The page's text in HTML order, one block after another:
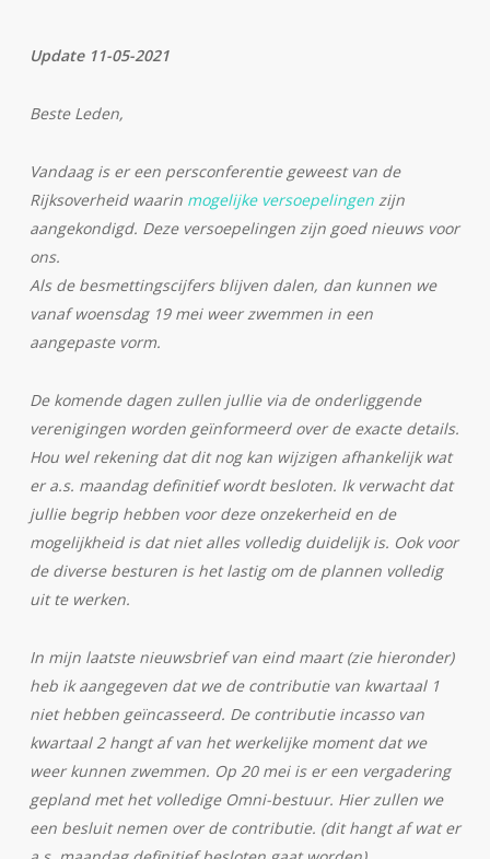
Update 11-05-2021
Beste Leden,
Vandaag is er een persconferentie geweest van de
Rijksoverheid waarin mogelijke versoepelingenzijn
aangekondigd. Deze versoepelingen zijn goed nieuws voor
ons.
Als de besmettingscijfers blijven dalen, dan kunnen we
vanaf woensdag 19 mei weer zwemmen in een
aangepaste vorm.
De komende dagen zullen jullie via de onderliggende
verenigingen worden geïnformeerd over de exacte details.
Hou wel rekening dat dit nog kan wijzigen afhankelijk wat
er a.s. maandag definitief wordt besloten. Ik verwacht dat
jullie begrip hebben voor deze onzekerheid en de
mogelijkheid is dat niet alles volledig duidelijk is. Ook voor
de diverse besturen is het lastig om de plannen volledig
uit te werken.
In mijn laatste nieuwsbrief van eind maart (zie hieronder)
heb ik aangegeven dat we de contributie van kwartaal 1
niet hebben geïncasseerd. De contributie incasso van
kwartaal 2 hangt af van het werkelijke moment dat we
weer kunnen zwemmen. Op 20 mei is er een vergadering
gepland met het volledige Omni-bestuur. Hier zullen we
een besluit nemen over de contributie. (dit hangt af wat er